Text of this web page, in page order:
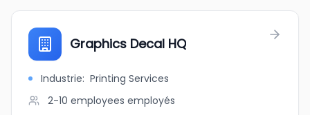
Graphics Decal HQ
Industrie: Printing Services
2-10 employees employés